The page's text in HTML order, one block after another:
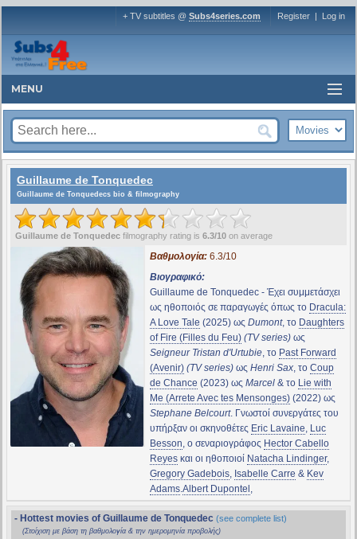
+ TV subtitles @ Subs4series.com Register | Log in
MENU
Guillaume de Tonquedec
Guillaume de Tonquedecs bio & filmography
Guillaume de Tonquedec filmography rating is 6.3/10 on average
Βαθμολογία:6.3/10
Βιογραφικό:
Guillaume de Tonquedec - Έχει συμμετάσχει
ως ηθοποιός σε παραγωγές όπως το Dracula:
A Love Tale (2025) ως Dumont, το Daughters
of Fire (Filles du Feu) (TV series)ως
Seigneur Tristan d'Urtubie, το Past Forward
(Avenir) (TV series)ως Henri Sax, το Coup
de Chance (2023) ως Marcel& το Lie with
Me (Arrete Avec tes Mensonges)(2022) ως
Stephane Belcourt. Γνωστοί συνεργάτες του
υπήρξαν οι σκηνοθέτες Eric Lavaine, Luc
Besson, ο σεναριογράφος Hector Cabello
Reyesκαι οι ηθοποιοί Natacha Lindinger,
Gregory Gadebois, Isabelle Carre & Kev
Adams.Albert Dupontel ,
- Hottest movies of Guillaume de Tonquedec (see complete list)
(Στοίχιση με βάση τη βαθμολογία & την ημερομηνία προβολής)